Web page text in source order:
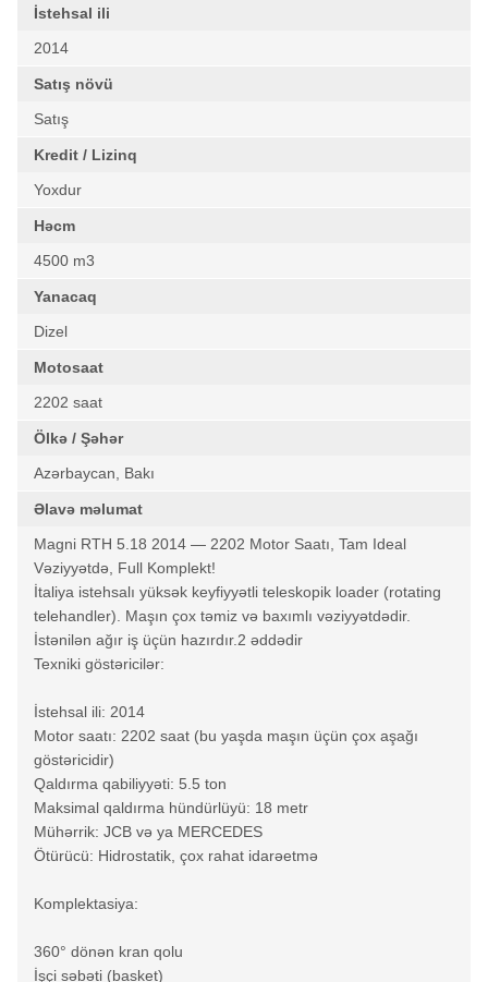
İstehsal ili
2014
Satış növü
Satış
Kredit / Lizinq
Yoxdur
Həcm
4500 m3
Yanacaq
Dizel
Motosaat
2202 saat
Ölkə / Şəhər
Azərbaycan, Bakı
Əlavə məlumat
Magni RTH 5.18 2014 — 2202 Motor Saatı, Tam Ideal
Vəziyyətdə, Full Komplekt!
İtaliya istehsalı yüksək keyfiyyətli teleskopik loader (rotating
telehandler). Maşın çox təmiz və baxımlı vəziyyətdədir.
İstənilən ağır iş üçün hazırdır.2 əddədir
Texniki göstəricilər:
İstehsal ili: 2014
Motor saatı: 2202 saat (bu yaşda maşın üçün çox aşağı
göstəricidir)
Qaldırma qabiliyyəti: 5.5 ton
Maksimal qaldırma hündürlüyü: 18 metr
Mühərrik: JCB və ya MERCEDES
Ötürücü: Hidrostatik, çox rahat idarəetmə
Komplektasiya:
360° dönən kran qolu
İşçi səbəti (basket)